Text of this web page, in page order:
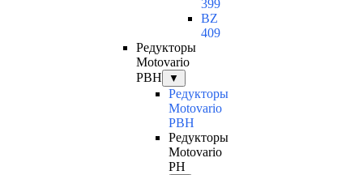
399
BZ
409
Редукторы
Motovario
PBH
▼
Редукторы
Motovario
PBH
Редукторы
Motovario
PH